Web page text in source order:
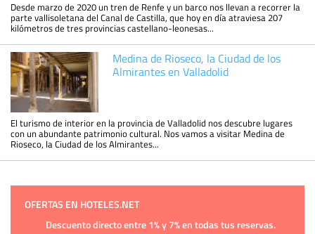
Desde marzo de 2020 un tren de Renfe y un barco nos llevan a recorrer la
parte vallisoletana del Canal de Castilla, que hoy en día atraviesa 207
kilómetros de tres provincias castellano-leonesas...
Medina de Rioseco, la Ciudad de los
Almirantes en Valladolid
El turismo de interior en la provincia de Valladolid nos descubre lugares
con un abundante patrimonio cultural. Nos vamos a visitar Medina de
Rioseco, la Ciudad de los Almirantes...
OFERTAS EN HOTELES.NET
Descuento directo entre 1% y 7% en todas tus reservas.